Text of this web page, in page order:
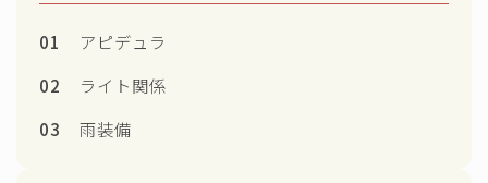
01
アピデュラ
02
ライト関係
03
雨装備